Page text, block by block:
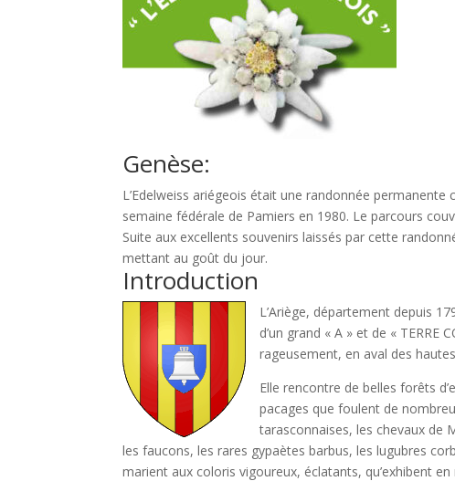
Genèse:
L’Edelweiss ariégeois était une randonnée
semaine fédérale de Pamiers en 1980. Le parcours
Suite aux excellents souvenirs laissés par cette
mettant au goût du jour.
Introduction
L’Ariège, département depuis
d’un grand « A » et de «
rageusement, en aval des
Elle rencontre de belles forêts
pacages que foulent de
tarasconnaises, les chevaux de
les faucons, les rares gypaètes barbus, les lugubres
marient aux coloris vigoureux, éclatants, qu’exhibent